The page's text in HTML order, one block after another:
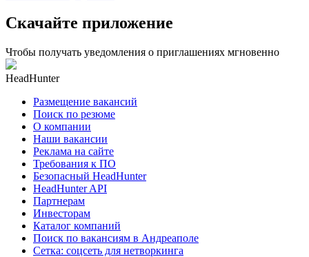
Скачайте приложение
Чтобы получать уведомления о приглашениях мгновенно
HeadHunter
Размещение вакансий
Поиск по резюме
О компании
Наши вакансии
Реклама на сайте
Требования к ПО
Безопасный HeadHunter
HeadHunter API
Партнерам
Инвесторам
Каталог компаний
Поиск по вакансиям в Андреаполе
Сетка: соцсеть для нетворкинга